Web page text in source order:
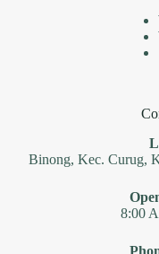
Binong, Kec. Curug,
8:00